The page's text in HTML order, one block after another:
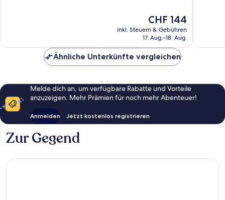
Der
Preis
beträgt
CHF 144
inkl. Steuern & Gebühren
17. Aug.–18. Aug.
Ähnliche Unterkünfte vergleichen
Melde dich an, um verfügbare Rabatte und Vorteile
anzuzeigen. Mehr Prämien für noch mehr Abenteuer!
Anmelden Jetzt kostenlos registrieren
Zur Gegend